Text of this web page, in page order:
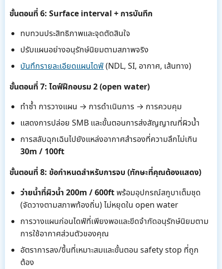
ขั้นตอนที่ 6: Surface interval + การบันทึก
ทบทวนประสิทธิภาพและจุดตัดสินใจ
ปรับแผนอย่างอนุรักษ์นิยมตามสภาพจริง
บันทึกรายละเอียดแผนไดฟ์(NDL, SI, อากาศ, เส้นทาง)
ขั้นตอนที่ 7: ไดฟ์ฝึกอบรม 2 (open water)
ทำซ้ำ การวางแผน → การดำเนินการ → การควบคุม
แสดงการปล่อย SMB และขั้นตอนการส่งสัญญาณที่ผิวน้ำ
การสลับฉุกเฉินไปยังแหล่งอากาศสำรองที่ความลึกไม่เกิน
30m / 100ft
ขั้นตอนที่ 8: ข้อกำหนดสำหรับการจบ (ทักษะที่คุณต้องแสดง)
ว่ายน้ำที่ผิวน้ำ 200m / 600ftพร้อมอุปกรณ์สกูบาเต็มชุด
(จัดวางตามสภาพท้องถิ่น) ไม่หยุดใน open water
การวางแผนก่อนไดฟ์ที่เพียงพอและขีดจำกัดอนุรักษ์นิยมตาม
การใช้อากาศส่วนตัวของคุณ
อัตราการลง/ขึ้นที่เหมาะสมและขั้นตอน safety stop ที่ถูก
ต้อง